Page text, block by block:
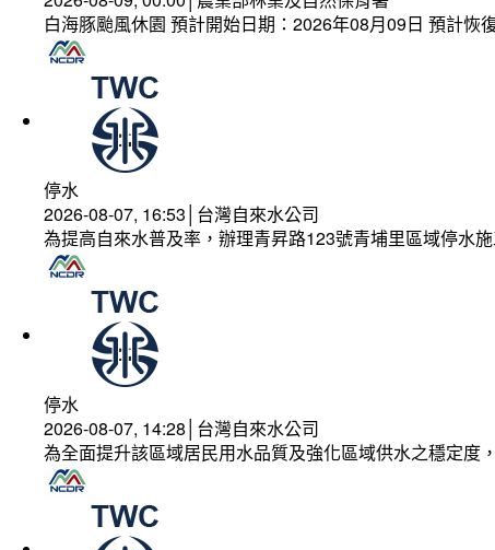
白海豚颱風休園 預計開始日期：2026年08月09日 預計恢
停水
2026-08-07, 16:53│台灣自來水公司
為提高自來水普及率，辦理青昇路123號青埔里區域停水施
停水
2026-08-07, 14:28│台灣自來水公司
為全面提升該區域居民用水品質及強化區域供水之穩定度